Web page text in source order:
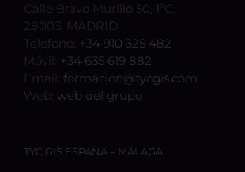
Calle Bravo Murillo 50, 1ºC,
28003, MADRID
Teléfono: +34 910 325 482
Móvil: +34 635 619 882
Email: formacion@tycgis.com
Web: web del grupo
TYC GIS ESPAÑA – MÁLAGA